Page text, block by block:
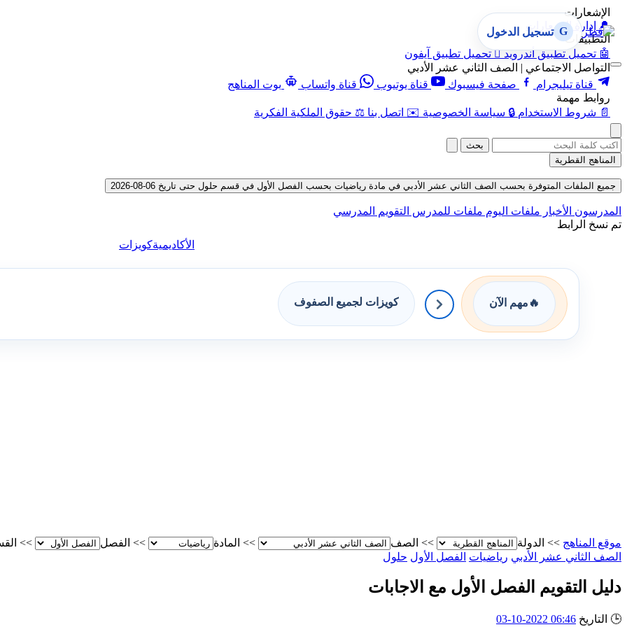
الإشعارات
🔔 إدارة الإشعارات
التطبيقات
🤖 تحميل تطبيق أندرويد  تحميل تطبيق آيفون
التواصل الاجتماعي | الصف الثاني عشر الأدبي
قناة تيليجرام
صفحة فيسبوك قناة يوتيوب قناة واتساب
بوت المناهج
روابط مهمة
📄 شروط الاستخدام 🔒 سياسة الخصوصية ✉️ اتصل بنا ⚖️ حقوق الملكية الفكرية
G تسجيل الدخول
بحث
المناهج القطرية
جميع الملفات المتوفرة بحسب الصف الثاني عشر الأدبي في مادة رياضيات بحسب الفصل الأول في قسم حلول حتى تاريخ 06-08-2026
المدرسون الأخبار ملفات اليوم ملفات للمدرس التقويم المدرسي
تم نسخ الرابط
الأكاديميةكويزات
🔥 مهم الآن كويزات لجميع الصفوف
موقع المناهج >> الدولة >> الصف >> المادة >> الفصل >>
الصف الثاني عشر الأدبي رياضيات الفصل الأول حلول
دليل التقويم الفصل الأول مع الاجابات
🕒 التاريخ 06:46 2022-10-03